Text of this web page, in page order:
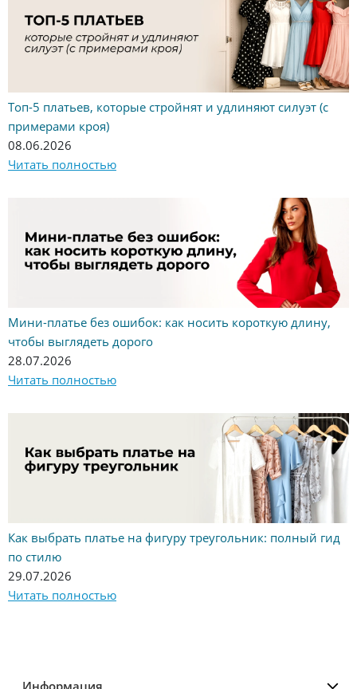
Топ-5 платьев, которые стройнят и удлиняют силуэт (с
примерами кроя)
08.06.2026
Читать полностью
Мини-платье без ошибок: как носить короткую длину,
чтобы выглядеть дорого
28.07.2026
Читать полностью
Как выбрать платье на фигуру треугольник: полный гид
по стилю
29.07.2026
Читать полностью
Информация